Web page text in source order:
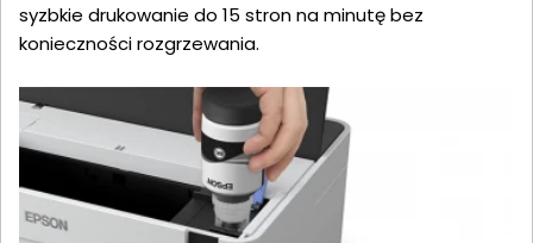
syzbkie drukowanie do 15 stron na minutę bez
konieczności rozgrzewania.